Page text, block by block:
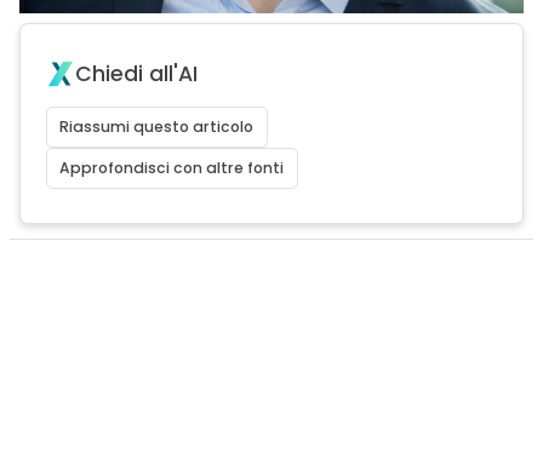
Chiedi all'AI
Riassumi questo articolo
Approfondisci con altre fonti